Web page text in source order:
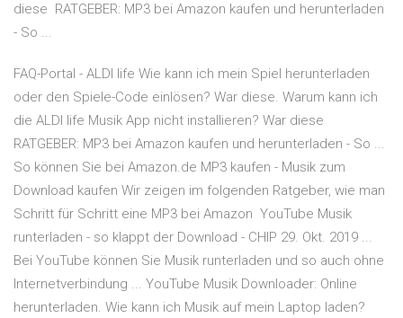
diese RATGEBER: MP3 bei Amazon kaufen und herunterladen
- So ...
FAQ-Portal - ALDI life Wie kann ich mein Spiel herunterladen
oder den Spiele-Code einlösen? War diese. Warum kann ich
die ALDI life Musik App nicht installieren? War diese
RATGEBER: MP3 bei Amazon kaufen und herunterladen - So ...
So können Sie bei Amazon.de MP3 kaufen - Musik zum
Download kaufen Wir zeigen im folgenden Ratgeber, wie man
Schritt für Schritt eine MP3 bei Amazon YouTube Musik
runterladen - so klappt der Download - CHIP 29. Okt. 2019 ...
Bei YouTube können Sie Musik runterladen und so auch ohne
Internetverbindung ... YouTube Musik Downloader: Online
herunterladen. Wie kann ich Musik auf mein Laptop laden?